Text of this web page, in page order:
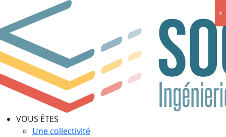
VOUS ÊTES
Une collectivité
x